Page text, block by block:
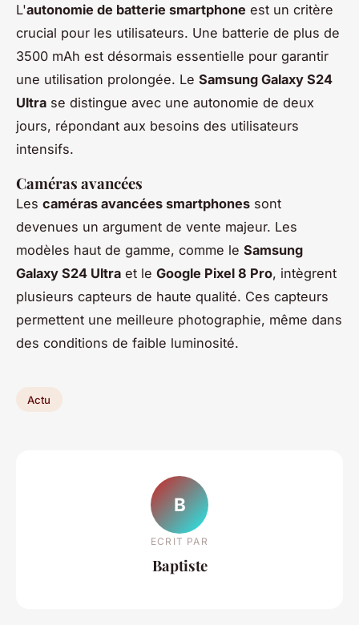
L'autonomie de batterie smartphone est un critère
crucial pour les utilisateurs. Une batterie de plus de
3500 mAh est désormais essentielle pour garantir
une utilisation prolongée. Le Samsung Galaxy S24
Ultra se distingue avec une autonomie de deux
jours, répondant aux besoins des utilisateurs
intensifs.
Caméras avancées
Les caméras avancées smartphones sont
devenues un argument de vente majeur. Les
modèles haut de gamme, comme le Samsung
Galaxy S24 Ultra et le Google Pixel 8 Pro, intègrent
plusieurs capteurs de haute qualité. Ces capteurs
permettent une meilleure photographie, même dans
des conditions de faible luminosité.
Actu
B
ECRIT PAR
Baptiste